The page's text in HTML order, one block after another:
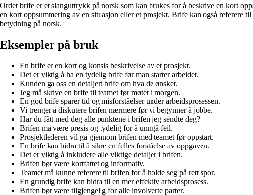
Ordet brife er et slanguttrykk på norsk som kan brukes for å beskrive en kort
en kort oppsummering av en situasjon eller et prosjekt. Brife kan også referere
betydning på norsk.
Eksempler på bruk
En brife er en kort og konsis beskrivelse av et prosjekt.
Det er viktig å ha en tydelig brife før man starter arbeidet.
Kunden ga oss en detaljert brife om hva de ønsket.
Jeg må skrive en brife til teamet før møtet i morgen.
En god brife sparer tid og misforståelser under arbeidsprosessen.
Vi trenger å diskutere brifen nærmere før vi begynner å jobbe.
Har du fått med deg alle punktene i brifen jeg sendte deg?
Brifen må være presis og tydelig for å unngå feil.
Prosjektlederen vil gå gjennom brifen med teamet før oppstart.
En brife kan bidra til å sikre en felles forståelse av oppgaven.
Det er viktig å inkludere alle viktige detaljer i brifen.
Brifen bør være kortfattet og informativ.
Teamet må kunne referere til brifen for å holde seg på rett spor.
En grundig brife kan bidra til en mer effektiv arbeidsprosess.
Brifen bør være tilgjengelig for alle involverte parter.